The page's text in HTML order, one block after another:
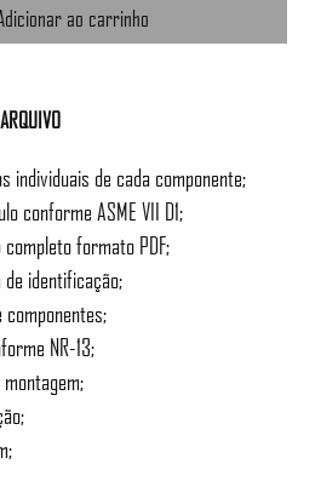
ao carrinho
individuais de cada componente;
conforme ASME VII D1;
formato PDF;
de identificação;
componentes;
NR-13;